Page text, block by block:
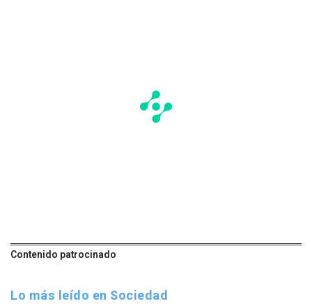
Contenido patrocinado
Lo más leído en Sociedad